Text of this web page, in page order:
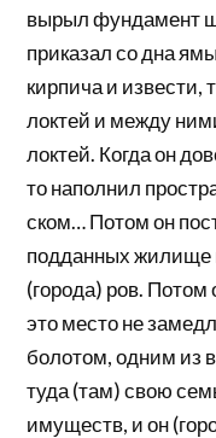
вырыл фундамент
приказал со дна
кирпича и
локтей и между
локтей. Когда он
то наполнил
ском… Потом он
подданных жилище
(города) ров. Потом
это место не
боло­том, одним из
туда (там) свою
имуществ, и он